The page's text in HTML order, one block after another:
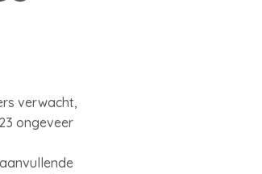
verwacht,
ongeveer